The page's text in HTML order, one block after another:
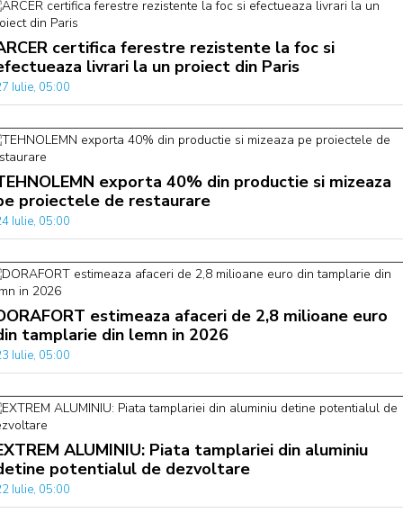
certifica ferestre rezistente la foc si
livrari la un proiect din Paris
Iulie, 05:00
exporta 40% din productie si mizeaza
proiectele de restaurare
Iulie, 05:00
estimeaza afaceri de 2,8 milioane euro
tamplarie din lemn in 2026
Iulie, 05:00
ALUMINIU: Piata tamplariei din aluminiu
potentialul de dezvoltare
Iulie, 05:00